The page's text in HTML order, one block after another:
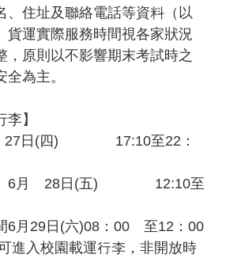
、住址及聯絡電話等資料（以
貨運實際服務時間視各家狀況
，原則以不影響期末考試時之
為主。
李】
日(四) 17:10至22：
日(五) 12:10至
6月29日(六)08：00 至12：00
進入校園載運行李，非開放時